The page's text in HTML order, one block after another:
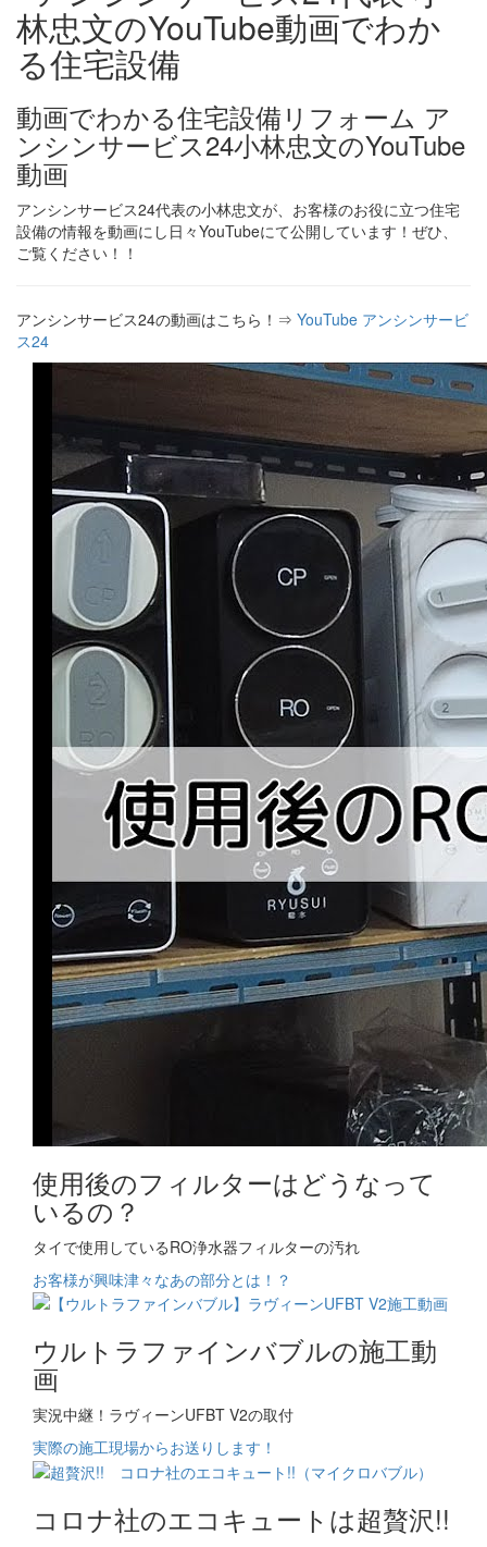
動画でわかる住宅設備リフォーム ア
ンシンサービス24小林忠文のYouTube
動画
アンシンサービス24代表の小林忠文が、お客様のお役に立つ住宅
設備の情報を動画にし日々YouTubeにて公開しています！ぜひ、
ご覧ください！！
アンシンサービス24の動画はこちら！⇒ YouTube アンシンサービ
ス24
使用後のフィルターはどうなって
いるの？
タイで使用しているRO浄水器フィルターの汚れ
お客様が興味津々なあの部分とは！？
ウルトラファインバブルの施工動
画
実況中継！ラヴィーンUFBT V2の取付
実際の施工現場からお送りします！
コロナ社のエコキュートは超贅沢!!